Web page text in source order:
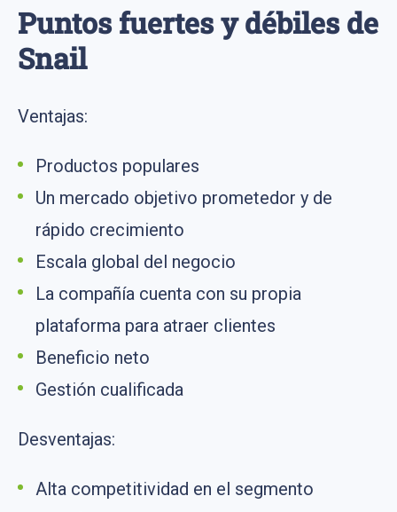
Puntos fuertes y débiles de
Snail
Ventajas:
Productos populares
Un mercado objetivo prometedor y de
rápido crecimiento
Escala global del negocio
La compañía cuenta con su propia
plataforma para atraer clientes
Beneficio neto
Gestión cualificada
Desventajas:
Alta competitividad en el segmento